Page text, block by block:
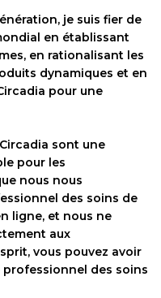
je suis fier de
en établissant
en rationalisant les
dynamiques et en
pour une
sont une
pour les
nous nous
des soins de
ligne, et nous ne
aux
vous pouvez avoir
des soins